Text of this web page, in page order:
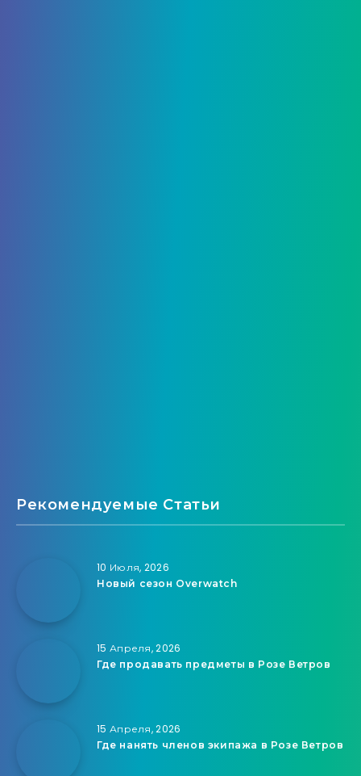
Рекомендуемые Статьи
10 Июля, 2026
Новый сезон Overwatch
15 Апреля, 2026
Где продавать предметы в Розе Ветров
15 Апреля, 2026
Где нанять членов экипажа в Розе Ветров